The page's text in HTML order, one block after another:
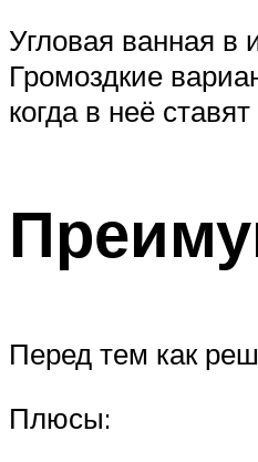
Угловая ванная
Громоздкие
когда в неё
Перед тем как
Плюсы: